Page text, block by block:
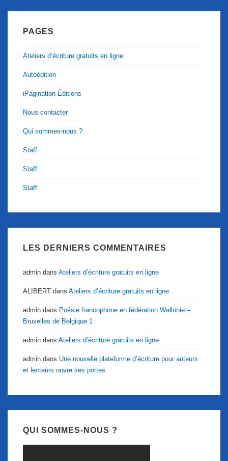
PAGES
Ateliers d’écriture gratuits en ligne
Autoédition
iPagination Éditions
Nous contacter
Qui sommes-nous ?
Staff
Staff
Staff
LES DERNIERS COMMENTAIRES
admin dans Ateliers d’écriture gratuits en ligne
ALIBERT dans Ateliers d’écriture gratuits en ligne
admin dans Poésie francophone en fédération Wallonie –
Bruxelles de Belgique 1
admin dans Ateliers d’écriture gratuits en ligne
admin dans Une nouvelle plateforme d’écriture pour auteurs
et lecteurs ouvre ses portes
QUI SOMMES-NOUS ?